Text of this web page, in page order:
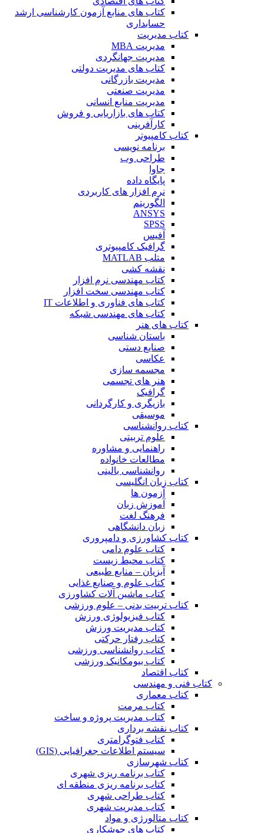
کتاب های منابع آزمون کارشناسی ارشد
حسابداری
کتاب مدیریت
مدیریت MBA
مدیریت جهانگردی
کتاب های مدیریت دولتی
مدیریت بازرگانی
مدیریت صنعتی
مدیریت منابع انسانی
کتاب های بازاریابی و فروش
کارآفرینی
کتاب کامپیوتر
برنامه نویسی
طراحی وب
جاوا
پایگاه داده
نرم افزار های کاربردی
الگوریتم
ANSYS
SPSS
آفیس
گرافیک کامپیوتری
متلب MATLAB
نقشه کشی
کتاب مهندسی نرم افزار
کتاب مهندسی سخت افزار
کتاب های فناوری و اطلاعات IT
کتاب های مهندسی شبکه
کتاب های هنر
باستان شناسی
صنایع دستی
عکاسی
مجسمه سازی
هنر های تجسمی
گرافیک
بازیگری و کارگردانی
موسیقی
کتاب روانشناسی
علوم تربیتی
راهنمایی و مشاوره
مطالعات خانواده
روانشناسی بالینی
کتاب زبان انگلیسی
آزمون ها
آموزش زبان
فرهنگ لغت
زبان دانشگاهی
کتاب کشاورزی و دامپروری
کتاب علوم دامی
کتاب محیط زیست
آبزیان – منابع طبیعی
کتاب علوم و صنایع غذایی
کتاب ماشین آلات کشاورزی
کتاب تربیت بدنی – علوم ورزشی
کتاب فیزیولوژی ورزش
کتاب مدیریت ورزش
کتاب رفتار حرکتی
کتاب روانشناسی ورزشی
کتاب بیومکانیک ورزشی
کتاب اقتصاد
کتاب فنی و مهندسی
کتاب معماری
کتاب مرمت
کتاب مدیریت پروژه و ساخت
کتاب نقشه برداری
کتاب فتوگرامتری
سیستم اطلاعات جغرافیایی (GIS)
کتاب شهرسازی
کتاب برنامه ریزی شهری
کتاب برنامه ریزی منطقه ای
کتاب طراحی شهری
کتاب مدیریت شهری
کتاب متالورژی و مواد
کتاب های جوشکاری